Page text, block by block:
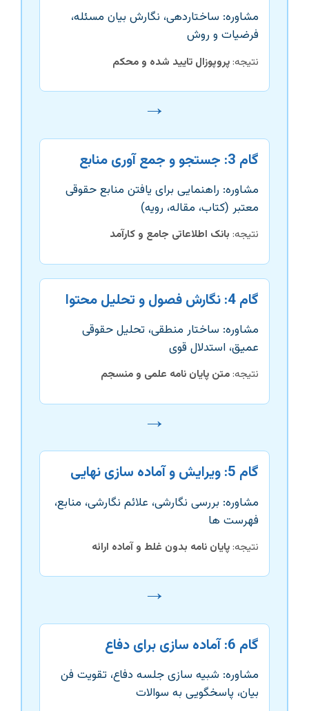
مشاوره: ساختاردهی، نگارش بیان مسئله،
فرضیات و روش
نتیجه: پروپوزال تایید شده و محکم
→
گام 3: جستجو و جمع آوری منابع
مشاوره: راهنمایی برای یافتن منابع حقوقی
معتبر (کتاب، مقاله، رویه)
نتیجه: بانک اطلاعاتی جامع و کارآمد
گام 4: نگارش فصول و تحلیل محتوا
مشاوره: ساختار منطقی، تحلیل حقوقی
عمیق، استدلال قوی
نتیجه: متن پایان نامه علمی و منسجم
→
گام 5: ویرایش و آماده سازی نهایی
مشاوره: بررسی نگارشی، علائم نگارشی، منابع،
فهرست ها
نتیجه: پایان نامه بدون غلط و آماده ارائه
→
گام 6: آماده سازی برای دفاع
مشاوره: شبیه سازی جلسه دفاع، تقویت فن
بیان، پاسخگویی به سوالات